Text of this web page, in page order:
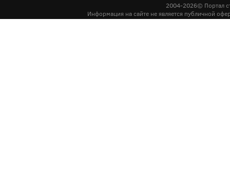
2004-2026© Портал
Информация на сайте не является публичной